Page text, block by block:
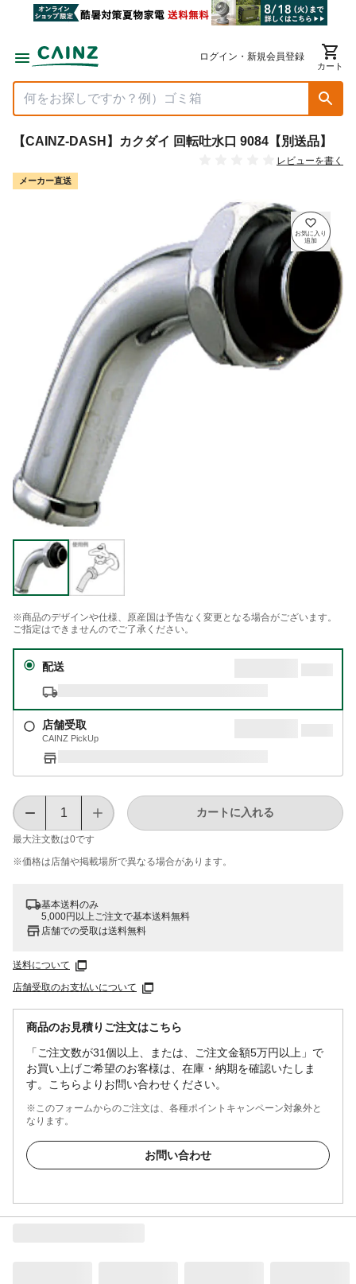
ログイン・新規会員登録
カート
【CAINZ-DASH】カクダイ 回転吐水口 9084【別送品】
レビューを書く
メーカー直送
※商品のデザインや仕様、原産国は予告なく変更となる場合がございます。
ご指定はできませんのでご了承ください。
配送
店舗受取
CAINZ PickUp
最大注文数は0です
カートに入れる
※価格は​店舗や​掲載場所で​異なる​場合が​あります。
基本送料のみ
5,000円以上ご注文で基本送料無料
店舗での受取は送料無料
送料について
店舗受取のお支払いについて
商品のお見積りご注文はこちら
「ご注文数が31個以上、または、ご注文金額5万円以上」で
お買い上げご希望のお客様は、在庫・納期を確認いたしま
す。こちらよりお問い合わせください。
※このフォームからのご注文は、各種ポイントキャンペーン対象外と
なります。
お問い合わせ